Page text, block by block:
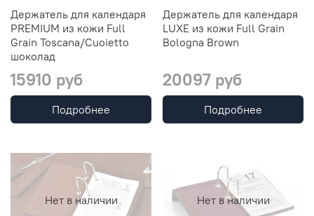
Держатель для календаря
PREMIUM из кожи Full
Grain Toscana/Cuoietto
шоколад
15910 руб
Подробнее
Держатель для календаря
LUXE из кожи Full Grain
Bologna Brown
20097 руб
Подробнее
Нет в наличии Нет в наличии